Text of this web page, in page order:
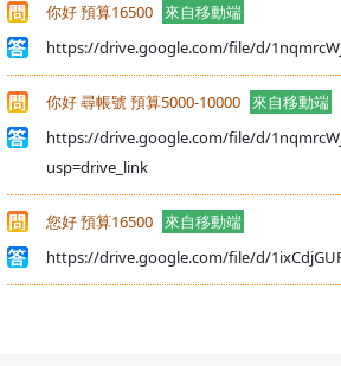
你好 預算16500
來自移動端
https://drive.google.com/file/d/
你好 尋帳號 預算5000-10000
來自移動端
https://drive.google.com/file/d/
usp=drive_link
您好 預算16500
來自移動端
https://drive.google.com/file/d/